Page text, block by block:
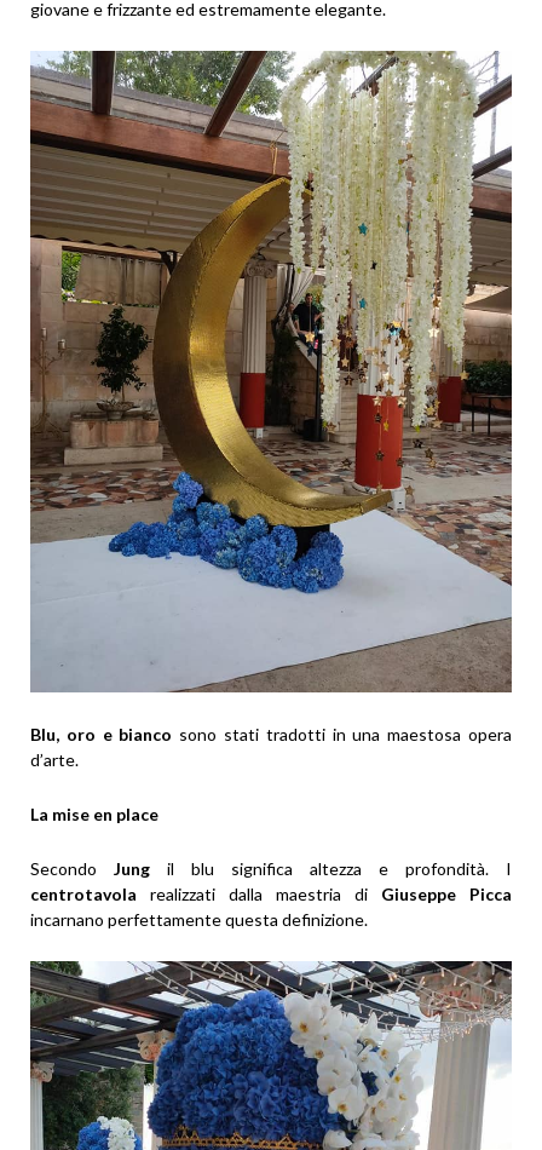
giovane e frizzante ed estremamente elegante.
Blu, oro e bianco sono stati tradotti in una maestosa opera
d’arte.
La mise en place
Secondo Jung il blu significa altezza e profondità. I
centrotavola realizzati dalla maestria di Giuseppe Picca
incarnano perfettamente questa definizione.